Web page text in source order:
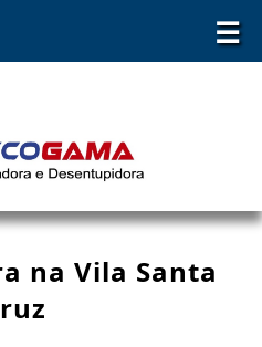
☰
na Vila Santa